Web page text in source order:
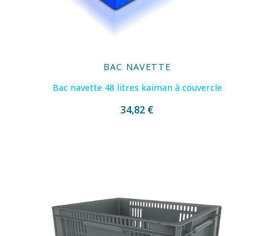
BAC NAVETTE
Bac navette 48 litres kaiman à couvercle
34,82 €